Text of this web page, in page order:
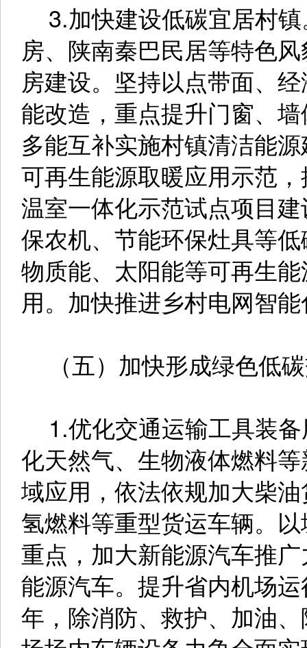
3.加快建设低碳宜居村
房、陕南秦巴民居等特色
房建设。坚持以点带面、
能改造，重点提升门窗、
多能互补实施村镇清洁能
可再生能源取暖应用示范
温室一体化示范试点项目
保农机、节能环保灶具等
物质能、太阳能等可再生
用。加快推进乡村电网智
（五）加快形成绿色低
1.优化交通运输工具装
化天然气、生物液体燃料
域应用，依法依规加大柴
氢燃料等重型货运车辆。
重点，加大新能源汽车推
能源汽车。提升省内机场
年，除消防、救护、加油